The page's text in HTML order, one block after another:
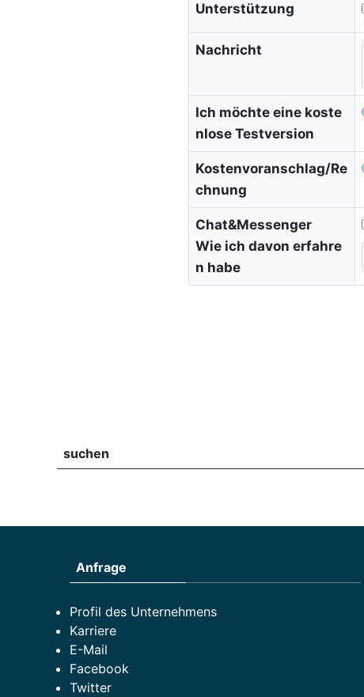
Unterstützung
Nachricht
Ich möchte eine koste
nlose Testversion
Kostenvoranschlag/Re
chnung
Chat&Messenger
Wie ich davon erfahre
n habe
suchen
Anfrage
Profil des Unternehmens
Karriere
E-Mail
Facebook
Twitter